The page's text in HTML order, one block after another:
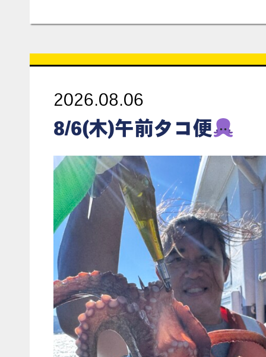
2026.08.06
8/6(木)午前タコ便